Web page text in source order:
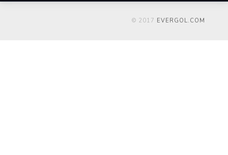
© 2017 EVERGOL.COM